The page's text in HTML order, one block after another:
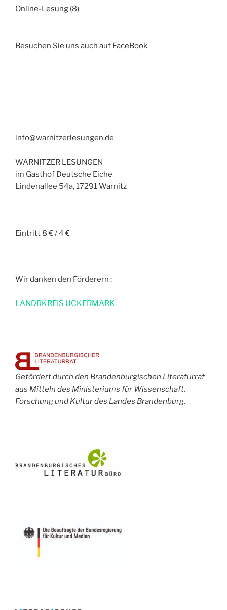
Online-Lesung (8)
Besuchen Sie uns auch auf FaceBook
info@warnitzerlesungen.de
WARNITZER LESUNGEN
im Gasthof Deutsche Eiche
Lindenallee 54a, 17291 Warnitz
Eintritt 8 € / 4 €
Wir danken den Förderern :
LANDRKREIS UCKERMARK
Gefördert durch den Brandenburgischen Literaturrat
aus Mitteln des Ministeriums für Wissenschaft,
Forschung und Kultur des Landes Brandenburg.